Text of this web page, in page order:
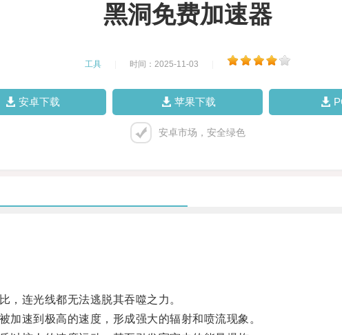
黑洞免费加速器
工具 时间：2025-11-03
安卓下载 苹果下载
安卓市场，安全绿色
连光线都无法逃脱其吞噬之力。
速到极高的速度，形成强大的辐射和喷流现象。